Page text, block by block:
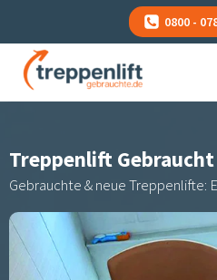
0800 -
Treppenlift Gebraucht
Gebrauchte & neue Treppenlifte: